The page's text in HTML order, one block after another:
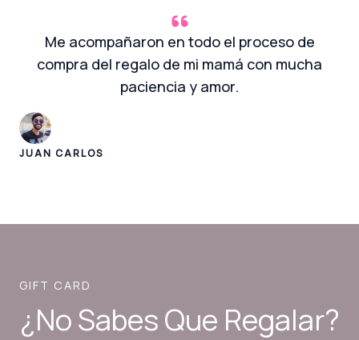
Me acompañaron en todo el proceso de
compra del regalo de mi mamá con mucha
paciencia y amor.
JUAN CARLOS
GIFT CARD
¿No Sabes Que Regalar?